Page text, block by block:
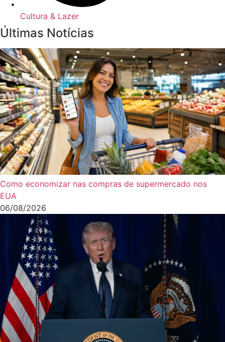
Cultura & Lazer
Últimas Notícias
Como economizar nas compras de supermercado nos
EUA
06/08/2026